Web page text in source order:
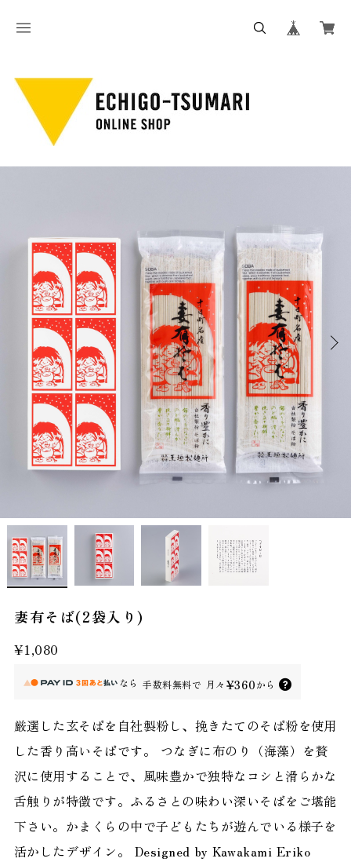
妻有そば(2袋入り)
¥1,080
なら 手数料無料で 月々 ¥360から
厳選した玄そばを自社製粉し、挽きたてのそば粉を使用
した香り高いそばです。 つなぎに布のり（海藻）を贅
沢に使用することで、風味豊かで独特なコシと滑らかな
舌触りが特徴です。ふるさとの味わい深いそばをご堪能
下さい。かまくらの中で子どもたちが遊んでいる様子を
活かしたデザイン。 Designed by Kawakami Eriko